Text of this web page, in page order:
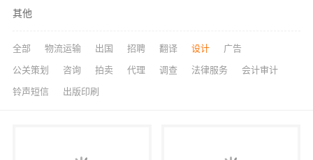
其他
全部 物流运输 出国 招聘 翻译 设计 广告
公关策划 咨询 拍卖 代理 调查 法律服务 会计审计
铃声短信 出版印刷